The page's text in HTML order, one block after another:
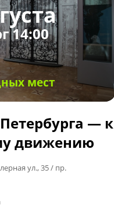
14:00
мест
— к
движению
ул., 35 / пр.